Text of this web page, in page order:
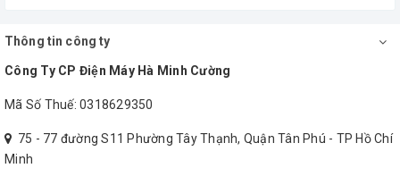
Tốc độ quạt
Chức năng
Ngủ, Tự nhiên & Thường
Thông tin công ty
Công Ty CP Điện Máy Hà Minh Cường
Mã Số Thuế: 0318629350
75 - 77 đường S11 Phường Tây Thạnh, Quận Tân Phú - TP Hồ Chí
Minh